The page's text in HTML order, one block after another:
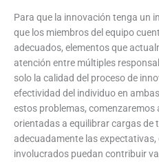
Para que la innovación tenga un
que los miembros del equipo
adecuados, elementos que
atención entre múltiples
solo la calidad del proceso de
efectividad del individuo en
estos problemas, comenzaremos
orientadas a equilibrar cargas de
adecuadamente las
involucrados puedan contribuir